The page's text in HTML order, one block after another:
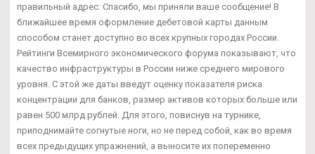
правильный адрес: Спасибо, мы приняли ваше сообщение! В
ближайшее время оформление дебетовой карты данным
способом станет доступно во всех крупных городах России.
Рейтинги Всемирного экономического форума показывают, что
качество инфраструктуры в России ниже среднего мирового
уровня. С этой же даты введут оценку показателя риска
концентрации для банков, размер активов которых больше или
равен 500 млрд рублей. Для этого, повиснув на турнике,
приподнимайте согнутые ноги, но не перед собой, как во время
всех предыдущих упражнений, а выносите их попеременно